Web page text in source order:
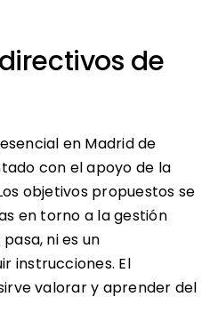
de
en Madrid de
con el apoyo de la
objetivos propuestos se
en torno a la gestión
ni es un
instrucciones. El
valorar y aprender del